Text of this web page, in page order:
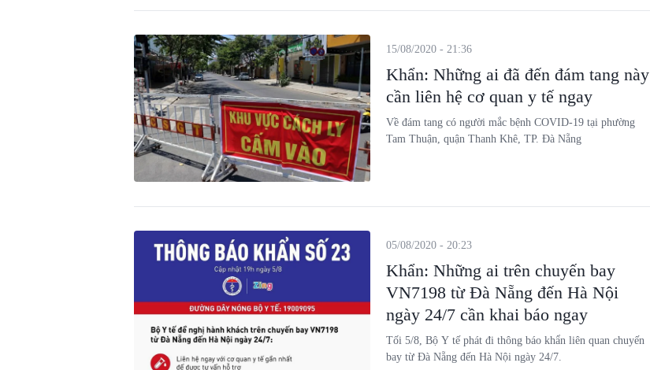
Khẩn: Những ai đã đến đám tang này
cần liên hệ cơ quan y tế ngay
15/08/2020 - 21:36
Về đám tang có người mắc bệnh COVID-19 tại phường
Tam Thuận, quận Thanh Khê, TP. Đà Nẵng
Khẩn: Những ai trên chuyến bay
VN7198 từ Đà Nẵng đến Hà Nội
ngày 24/7 cần khai báo ngay
05/08/2020 - 20:23
Tối 5/8, Bộ Y tế phát đi thông báo khẩn liên quan chuyến
bay từ Đà Nẵng đến Hà Nội ngày 24/7.